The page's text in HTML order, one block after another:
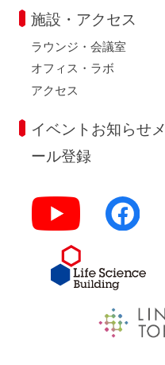
施設・アクセス
ラウンジ・会議室
オフィス・ラボ
アクセス
イベントお知らせメ
ール登録